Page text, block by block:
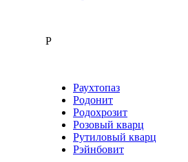
Р
Раухтопаз
Родонит
Родохрозит
Розовый кварц
Рутиловый кварц
Рэйнбовит